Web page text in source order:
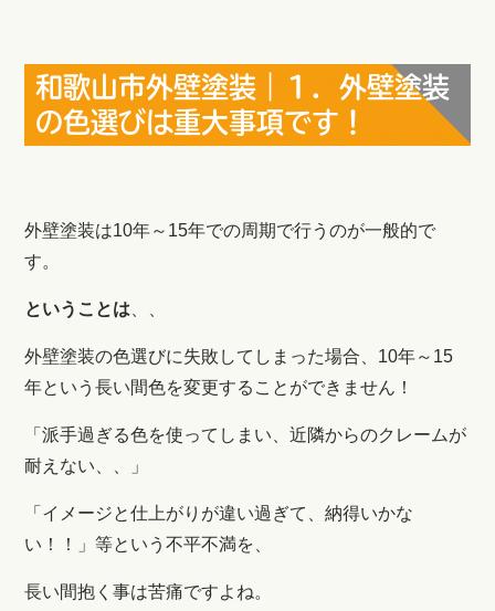
和歌山市外壁塗装｜１．外壁塗装
の色選びは重大事項です！
外壁塗装は10年～15年での周期で行うのが一般的で
す。
ということは
外壁塗装の色選びに失敗してしまった場合、10年～15
年という長い間色を変更することができません！
「派手過ぎる色を使ってしまい、近隣からのクレームが
耐えない、、」
「イメージと仕上がりが違い過ぎて、納得いかな
い！！」等という不平不満を、
長い間抱く事は苦痛ですよね。